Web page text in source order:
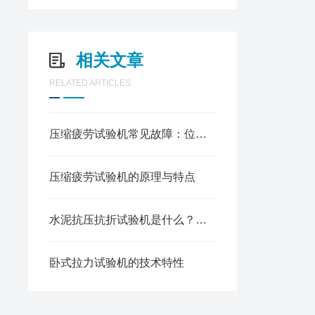
相关文章
RELATED ARTICLES
压缩疲劳试验机常见故障：位移不准、载荷波动解决办法
压缩疲劳试验机的原理与特点
水泥抗压抗折试验机是什么？工作原理与核心构成全解析
卧式拉力试验机的技术特性